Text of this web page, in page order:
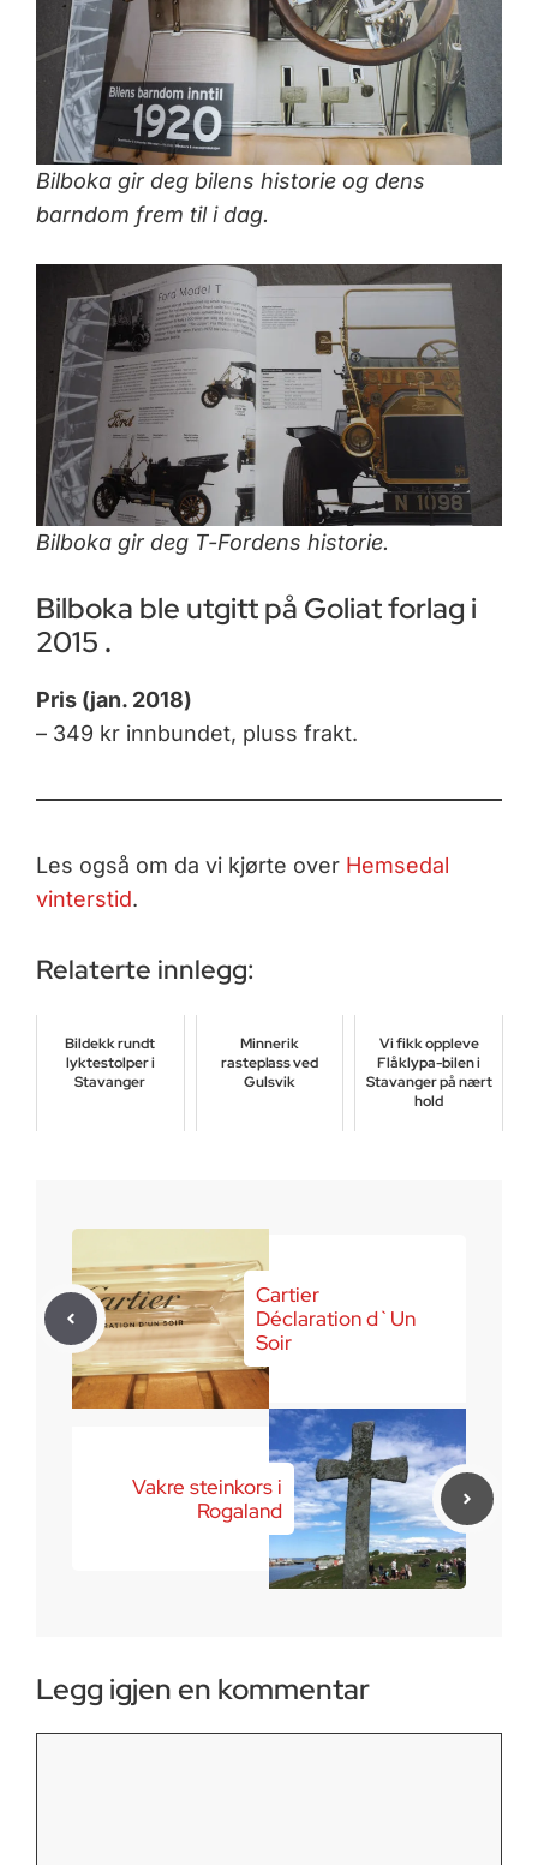
Bilboka gir deg bilens historie og dens
barndom frem til i dag.
Bilboka gir deg T-Fordens historie.
Bilboka ble utgitt på Goliat forlag i
2015 .
Pris (jan. 2018)
– 349 kr innbundet, pluss frakt.
Les også om da vi kjørte over Hemsedal
vinterstid.
Relaterte innlegg:
Bildekk rundt
lyktestolper i
Stavanger
Minnerik
rasteplass ved
Gulsvik
Vi fikk oppleve
Flåklypa-bilen i
Stavanger på nært
hold
Cartier
Déclaration d`Un
Soir
Vakre steinkors i
Rogaland
Legg igjen en kommentar